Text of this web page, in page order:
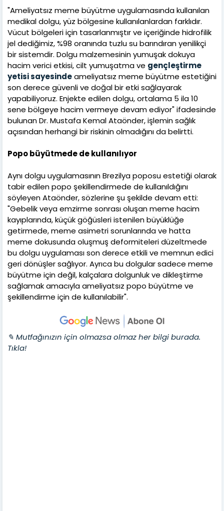
"Ameliyatsız meme büyütme uygulamasında kullanılan
medikal dolgu, yüz bölgesine kullanılanlardan farklıdır.
Vücut bölgeleri için tasarlanmıştır ve içeriğinde hidrofilik
jel dediğimiz, %98 oranında tuzlu su barındıran yenilikçi
bir sistemdir. Dolgu malzemesinin yumuşak dokuya
hacim verici etkisi, cilt yumuşatma ve gençleştirme
yetisi sayesindeameliyatsız meme büyütme estetiğini
son derece güvenli ve doğal bir etki sağlayarak
yapabiliyoruz. Enjekte edilen dolgu, ortalama 5 ila 10
sene bölgeye hacim vermeye devam ediyor" ifadesinde
bulunan Dr. Mustafa Kemal Ataönder, işlemin sağlık
açısından herhangi bir riskinin olmadığını da belirtti.
Popo büyütmede de kullanılıyor
Aynı dolgu uygulamasının Brezilya poposu estetiği olarak
tabir edilen popo şekillendirmede de kullanıldığını
söyleyen Ataönder, sözlerine şu şekilde devam etti:
"Gebelik veya emzirme sonrası oluşan meme hacim
kayıplarında, küçük göğüsleri istenilen büyüklüğe
getirmede, meme asimetri sorunlarında ve hatta
meme dokusunda oluşmuş deformiteleri düzeltmede
bu dolgu uygulaması son derece etkili ve memnun edici
geri dönüşler sağlıyor. Ayrıca bu dolgular sadece meme
büyütme için değil, kalçalara dolgunluk ve dikleştirme
sağlamak amacıyla ameliyatsız popo büyütme ve
şekillendirme için de kullanılabilir".
✎ Mutfağınızın için olmazsa olmaz her bilgi burada.
Tıkla!